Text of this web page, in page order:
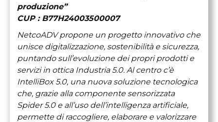
produzione”
CUP : B77H24003500007
NetcoADV propone un progetto innovativo che
unisce digitalizzazione, sostenibilità e sicurezza,
puntando sull’evoluzione dei propri prodotti e
servizi in ottica Industria 5.0. Al centro c’è
IntelliBox 5.0, una nuova soluzione tecnologica
che, grazie alla componente sensorizzata
Spider 5.0 e all’uso dell’intelligenza artificiale,
permette di raccogliere, elaborare e valorizzare